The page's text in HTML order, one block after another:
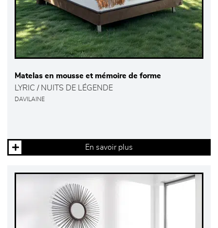
Matelas en mousse et mémoire de forme
LYRIC / NUITS DE LÉGENDE
DAVILAINE
En savoir plus